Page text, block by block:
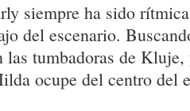
siempre ha sido
del escenario.
tumbadoras de Kluje,
ocupe del centro del